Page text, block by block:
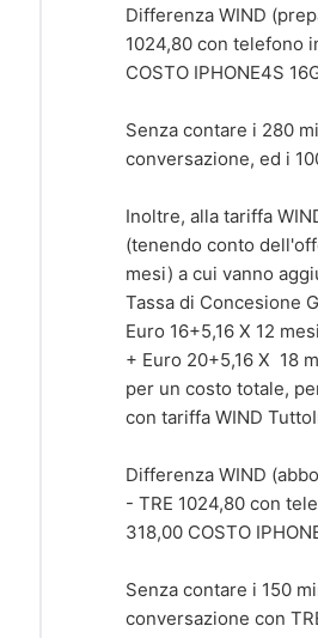
Differenza WIND
1024,80 con telefono
COSTO IPHONE4S
Senza contare i 280
conversazione, ed i
Inoltre, alla tariffa
(tenendo conto
mesi) a cui vanno
Tassa di Concesione
Euro 16+5,16 X 12
+ Euro 20+5,16 X 18
per un costo totale,
con tariffa WIND
Differenza WIND
- TRE 1024,80 con
318,00 COSTO
Senza contare i 150
conversazione con